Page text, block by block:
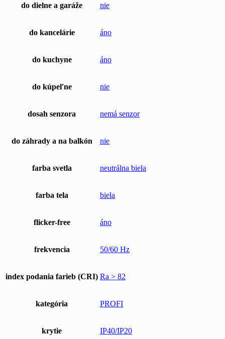
do dielne a garáže nie
do kancelárie áno
do kuchyne áno
do kúpeľne nie
dosah senzora nemá senzor
do záhrady a na balkón nie
farba svetla neutrálna biela
farba tela biela
flicker-free áno
frekvencia 50/60 Hz
index podania farieb (CRI) Ra > 82
kategória PROFI
krytie IP40/IP20